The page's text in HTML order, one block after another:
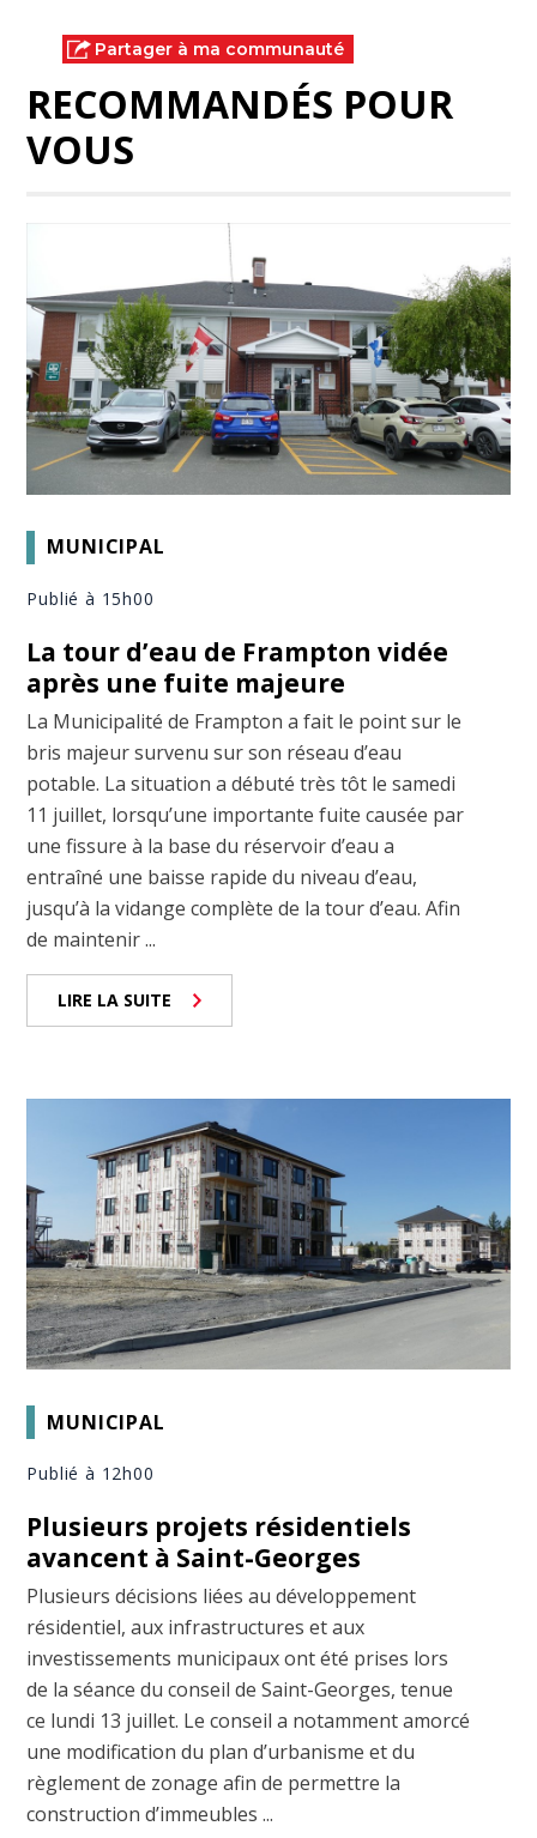
Partager à ma communauté
RECOMMANDÉS POUR
VOUS
MUNICIPAL
Publié à 15h00
La tour d’eau de Frampton vidée
après une fuite majeure
La Municipalité de Frampton a fait le point sur le
bris majeur survenu sur son réseau d’eau
potable. La situation a débuté très tôt le samedi
11 juillet, lorsqu’une importante fuite causée par
une fissure à la base du réservoir d’eau a
entraîné une baisse rapide du niveau d’eau,
jusqu’à la vidange complète de la tour d’eau. Afin
de maintenir ...
LIRE LA SUITE
MUNICIPAL
Publié à 12h00
Plusieurs projets résidentiels
avancent à Saint-Georges
Plusieurs décisions liées au développement
résidentiel, aux infrastructures et aux
investissements municipaux ont été prises lors
de la séance du conseil de Saint-Georges, tenue
ce lundi 13 juillet. Le conseil a notamment amorcé
une modification du plan d’urbanisme et du
règlement de zonage afin de permettre la
construction d’immeubles ...